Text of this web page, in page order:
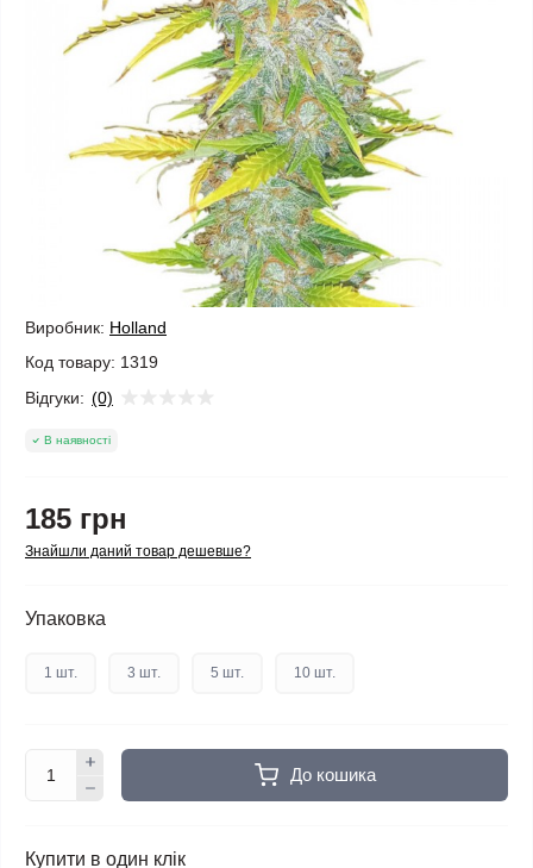
Виробник: Holland
Код товару: 1319
Відгуки: (0)
В наявності
185 грн
Знайшли даний товар дешевше?
Упаковка
1 шт. 3 шт. 5 шт. 10 шт.
До кошика
Купити в один клік